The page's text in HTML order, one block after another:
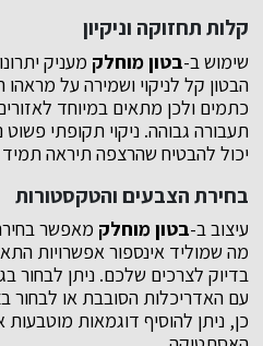
קלות תחזוקה וניקיון
שימוש ב-בטון מוחלק מעניק
הבטון קל לניקוי ושמירה על מראהו
כתמים ולכן מתאים במיוחד
תעבורה גבוהה. ניקוי תקופתי פשוט
יכול להבטיח שהרצפה תיראה
בחירת הצבעים והטקסטורות
עיצוב ב-בטון מוחלק מאפשר
מה שמוליד אינספור אפשרויות
בדיוק לצרכים שלכם. ניתן לבחור
עם האדריכלות הסובבת או לבחור
כן, ניתן להוסיף דוגמאות